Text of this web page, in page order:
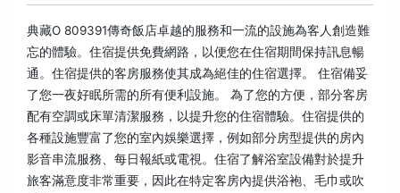
典藏O 809391傳奇飯店卓越的服務和一流的設施為客人創造難
忘的體驗。住宿提供免費網路，以便您在住宿期間保持訊息暢
通。住宿提供的客房服務使其成為絕佳的住宿選擇。 住宿備妥
了您一夜好眠所需的所有便利設施。 為了您的方便，部分客房
配有空調或床單清潔服務，以提升您的住宿體驗。住宿提供的
各種設施豐富了您的室內娛樂選擇，例如部分房型提供的房內
影音串流服務、每日報紙或電視。住宿了解浴室設備對於提升
旅客滿意度非常重要，因此在特定客房內提供浴袍、毛巾或吹